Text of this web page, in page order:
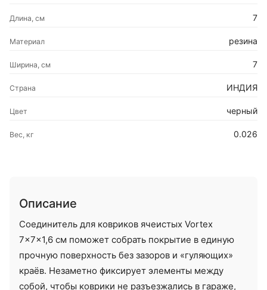
Длина, см 7
Материал резина
Ширина, см 7
Страна ИНДИЯ
Цвет черный
Вес, кг 0.026
Описание
Соединитель для ковриков ячеистых Vortex
7×7×1,6 см поможет собрать покрытие в единую
прочную поверхность без зазоров и «гуляющих»
краёв. Незаметно фиксирует элементы между
собой, чтобы коврики не разъезжались в гараже,